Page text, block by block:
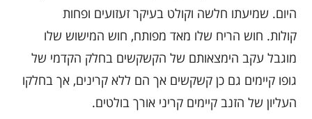
היום. שמיעתו חלשה וקולט בעיקר זעזועים ופחות
קולות. חוש הריח שלו מאד מפותח, חוש המישוש שלו
מוגבל עקב הימצאותם של הקשקשים בחלק הקדמי של
גופו קיימים גם כן קשקשים אך הם ללא קרינים, אך בחלקו
העליון של הזנב קיימים קריני אורך בולטים.